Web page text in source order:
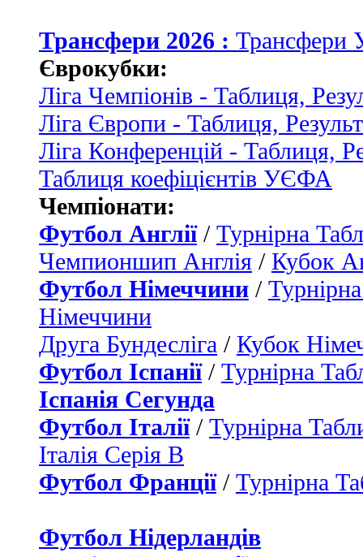
Трансфери 2026 : Трансфери
Єврокубки:
Ліга Чемпіонів - Таблиця,
Ліга Європи - Таблиця,
Ліга Конференцій - Таблиця,
Таблиця коефіцієнтів УЄФА
Чемпіонати:
Футбол Англії/ Турнірна
Чемпионшип Англія / Кубок
Футбол Німеччини /
Німеччини
Друга Бундесліга / Кубок
Футбол Іспанії/ Турнірна
Іспанія Сегунда
Футбол Італії/ Турнірна
Італія Серія B
Футбол Франції/ Турнірна
Футбол Нідерландiв